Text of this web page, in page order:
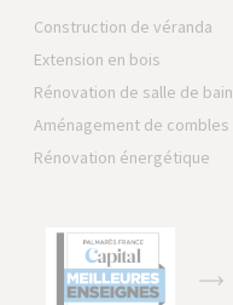
Construction de véranda
Extension en bois
Rénovation de salle de bain
Aménagement de combles
Rénovation énergétique